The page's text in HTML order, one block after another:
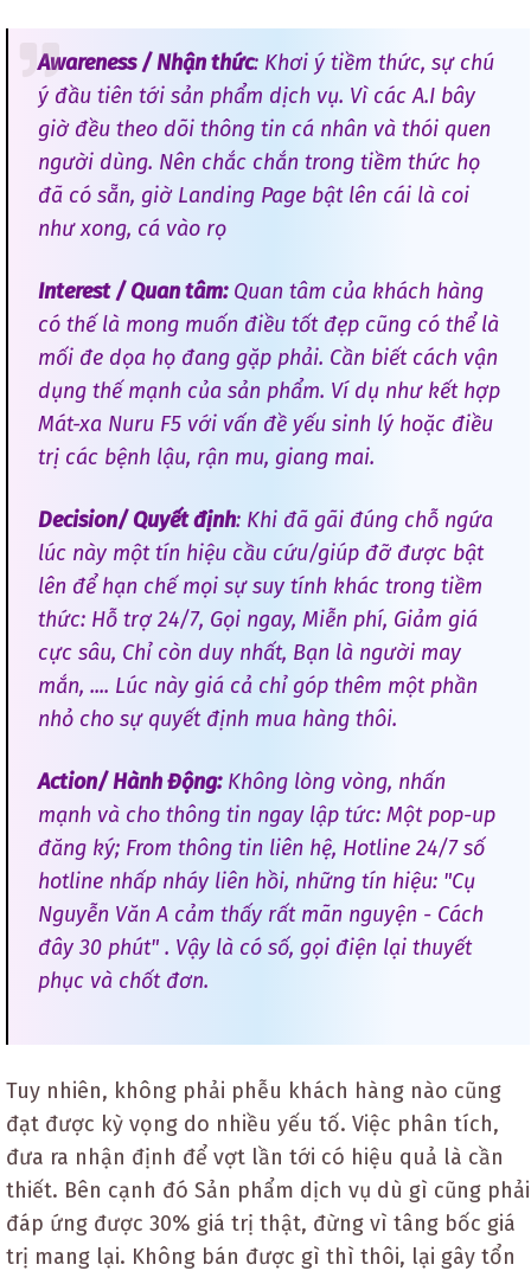
Awareness / Nhận thức: Khơi ý tiềm thức, sự chú
ý đầu tiên tới sản phẩm dịch vụ. Vì các A.I bây
giờ đều theo dõi thông tin cá nhân và thói quen
người dùng. Nên chắc chắn trong tiềm thức họ
đã có sẵn, giờ Landing Page bật lên cái là coi
như xong, cá vào rọ
Interest / Quan tâm:Quan tâm của khách hàng
có thế là mong muốn điều tốt đẹp cũng có thể là
mối đe dọa họ đang gặp phải. Cần biết cách vận
dụng thế mạnh của sản phẩm. Ví dụ như kết hợp
Mát-xa Nuru F5 với vấn đề yếu sinh lý hoặc điều
trị các bệnh lậu, rận mu, giang mai.
Decision/ Quyết định: Khi đã gãi đúng chỗ ngứa
lúc này một tín hiệu cầu cứu/giúp đỡ được bật
lên để hạn chế mọi sự suy tính khác trong tiềm
thức: Hỗ trợ 24/7, Gọi ngay, Miễn phí, Giảm giá
cực sâu, Chỉ còn duy nhất, Bạn là người may
mắn, .... Lúc này giá cả chỉ góp thêm một phần
nhỏ cho sự quyết định mua hàng thôi.
Action/ Hành Động:Không lòng vòng, nhấn
mạnh và cho thông tin ngay lập tức: Một pop-up
đăng ký; From thông tin liên hệ, Hotline 24/7 số
hotline nhấp nháy liên hồi, những tín hiệu: "Cụ
Nguyễn Văn A cảm thấy rất mãn nguyện - Cách
đây 30 phút" . Vậy là có số, gọi điện lại thuyết
phục và chốt đơn.
Tuy nhiên, không phải phễu khách hàng nào cũng
đạt được kỳ vọng do nhiều yếu tố. Việc phân tích,
đưa ra nhận định để vợt lần tới có hiệu quả là cần
thiết. Bên cạnh đó Sản phẩm dịch vụ dù gì cũng phải
đáp ứng được 30% giá trị thật, đừng vì tâng bốc giá
trị mang lại. Không bán được gì thì thôi, lại gây tổn